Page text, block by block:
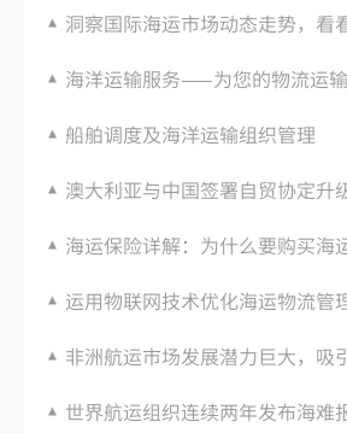
洞察国际海运市场动态走势，看看海运业在全球贸
海洋运输服务——为您的物流运
船舶调度及海洋运输组织管理
澳大利亚与中国签署自贸协定升级，双方货
海运保险详解：为什么要购买海
运用物联网技术优化海运物流管
非洲航运市场发展潜力巨大，吸引越来越多
世界航运组织连续两年发布海难报告，呼吁